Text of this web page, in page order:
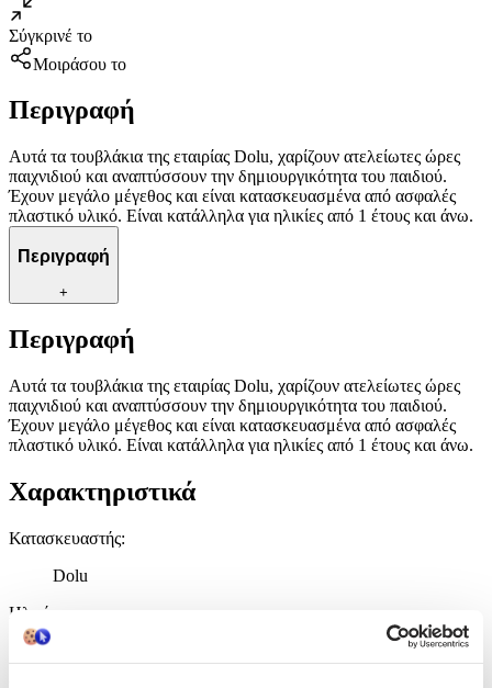
Σύγκρινέ το
Μοιράσου το
Περιγραφή
Αυτά τα τουβλάκια της εταιρίας Dolu, χαρίζουν ατελείωτες ώρες
παιχνιδιού και αναπτύσσουν την δημιουργικότητα του παιδιού.
Έχουν μεγάλο μέγεθος και είναι κατασκευασμένα από ασφαλές
πλαστικό υλικό. Είναι κατάλληλα για ηλικίες από 1 έτους και άνω.
Περιγραφή
+
Περιγραφή
Αυτά τα τουβλάκια της εταιρίας Dolu, χαρίζουν ατελείωτες ώρες
παιχνιδιού και αναπτύσσουν την δημιουργικότητα του παιδιού.
Έχουν μεγάλο μέγεθος και είναι κατασκευασμένα από ασφαλές
πλαστικό υλικό. Είναι κατάλληλα για ηλικίες από 1 έτους και άνω.
Χαρακτηριστικά
Κατασκευαστής:
Dolu
Ηλικία